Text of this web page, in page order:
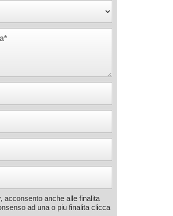
acconsento anche alle finalita
ad una o piu finalita clicca